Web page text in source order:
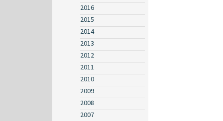
2016
2015
2014
2013
2012
2011
2010
2009
2008
2007